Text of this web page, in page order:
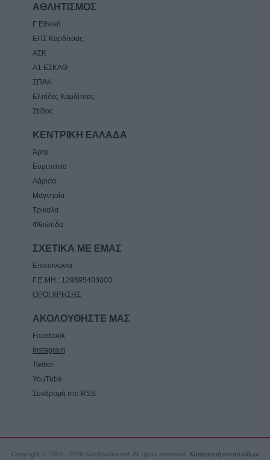
ΑΘΛΗΤΙΣΜΟΣ
Γ Εθνική
ΕΠΣ Καρδίτσας
ΑΣΚ
Α1 ΕΣΚΑΘ
ΣΠΑΚ
Ελπίδες Καρδίτσας
Στίβος
ΚΕΝΤΡΙΚΗ ΕΛΛΑΔΑ
Άρτα
Ευρυτανία
Λάρισα
Μαγνησία
Τρίκαλα
Φθιώτιδα
ΣΧΕΤΙΚΑ ΜΕ ΕΜΑΣ
Επικοινωνία
Γ.Ε.ΜΗ.: 129895403000
ΟΡΟΙ ΧΡΗΣΗΣ
ΑΚΟΛΟΥΘΗΣΤΕ ΜΑΣ
Facebook
Instagram
Twitter
YouTube
Συνδρομή στο RSS
Copyright © 2009 - 2026 Karditsalive.net. All rights reserved. Κατασκευή ιστοσελίδων